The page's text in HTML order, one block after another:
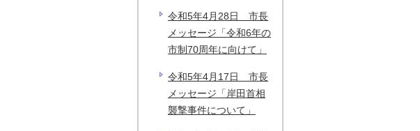
令和5年4月28日 市長
メッセージ「令和6年の
市制70周年に向けて」
令和5年4月17日 市長
メッセージ「岸田首相
襲撃事件について」